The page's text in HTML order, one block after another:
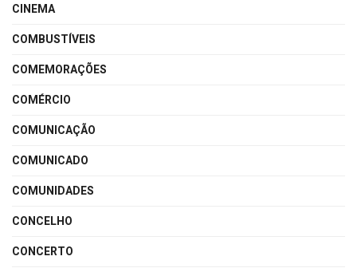
CINEMA
COMBUSTÍVEIS
COMEMORAÇÕES
COMÉRCIO
COMUNICAÇÃO
COMUNICADO
COMUNIDADES
CONCELHO
CONCERTO